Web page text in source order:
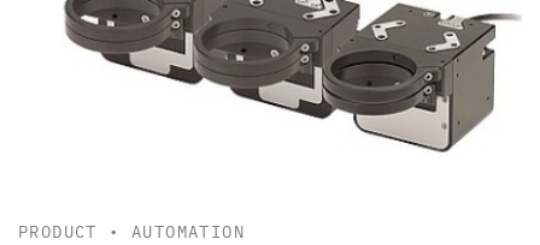
PRODUCT •AUTOMATION